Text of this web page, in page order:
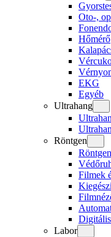
Oto-,
Hőmérő
EKG
Egyéb
Ultrahang
Röntgen
Filmek
Labor